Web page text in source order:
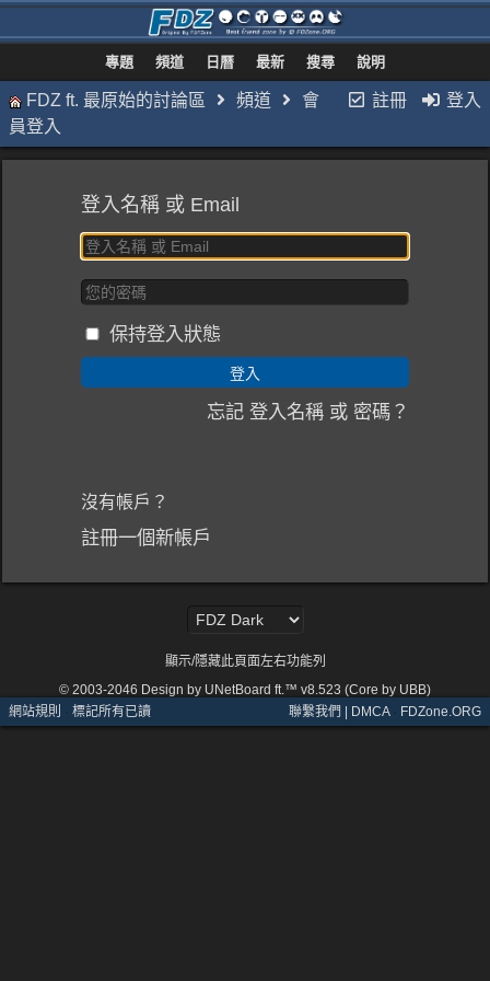
專題 頻道 日曆 最新 搜尋 說明
註冊 登入
FDZ ft. 最原始的討論區 頻道
會
員登入
登入名稱 或 Email
保持登入狀態
忘記 登入名稱 或 密碼？
沒有帳戶？
註冊一個新帳戶
顯示/隱藏此頁面左右功能列
© 2003-2046 Design by UNetBoard ft.™ v8.523 (Core by UBB)
網站規則 · 標記所有已讀 聯繫我們 | DMCA· FDZone.ORG